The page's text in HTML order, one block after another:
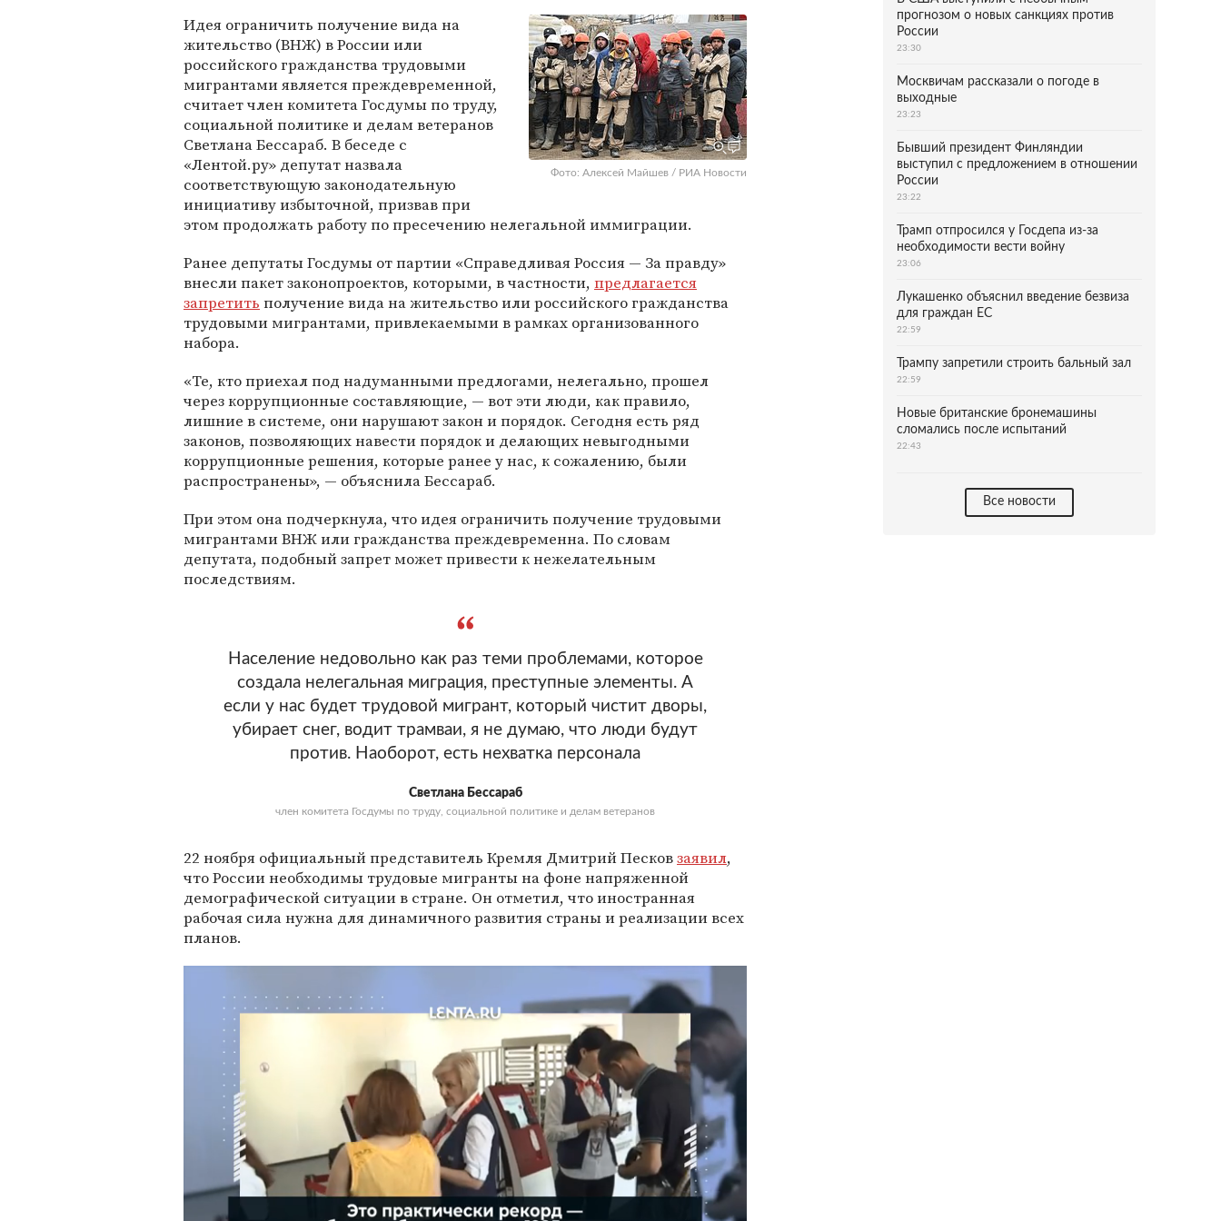
Фото: Алексей Майшев / РИА Новости
Идея ограничить получение вида на
жительство (ВНЖ) в России или
российского гражданства трудовыми
мигрантами является преждевременной,
считает член комитета Госдумы по труду,
социальной политике и делам ветеранов
Светлана Бессараб. В беседе с
«Лентой.ру» депутат назвала
соответствующую законодательную
инициативу избыточной, призвав при
этом продолжать работу по пресечению нелегальной иммиграции.
Ранее депутаты Госдумы от партии «Справедливая Россия — За правду»
внесли пакет законопроектов, которыми, в частности, предлагается
запретить получение вида на жительство или российского гражданства
трудовыми мигрантами, привлекаемыми в рамках организованного
набора.
«Те, кто приехал под надуманными предлогами, нелегально, прошел
через коррупционные составляющие, — вот эти люди, как правило,
лишние в системе, они нарушают закон и порядок. Сегодня есть ряд
законов, позволяющих навести порядок и делающих невыгодными
коррупционные решения, которые ранее у нас, к сожалению, были
распространены», — объяснила Бессараб.
При этом она подчеркнула, что идея ограничить получение трудовыми
мигрантами ВНЖ или гражданства преждевременна. По словам
депутата, подобный запрет может привести к нежелательным
последствиям.
Население недовольно как раз теми проблемами, которое
создала нелегальная миграция, преступные элементы. А
если у нас будет трудовой мигрант, который чистит дворы,
убирает снег, водит трамваи, я не думаю, что люди будут
против. Наоборот, есть нехватка персонала
Светлана Бессараб
член комитета Госдумы по труду, социальной политике и делам ветеранов
22 ноября официальный представитель Кремля Дмитрий Песковзаявил,
что России необходимы трудовые мигранты на фоне напряженной
демографической ситуации в стране. Он отметил, что иностранная
рабочая сила нужна для динамичного развития страны и реализации всех
планов.
прогнозом о новых санкциях против
России
23:30
Москвичам рассказали о погоде в
выходные
23:23
Бывший президент Финляндии
выступил с предложением в отношении
России
23:22
Трамп отпросился у Госдепа из-за
необходимости вести войну
23:06
Лукашенко объяснил введение безвиза
для граждан ЕС
22:59
Трампу запретили строить бальный зал
22:59
Новые британские бронемашины
сломались после испытаний
22:43
Все новости